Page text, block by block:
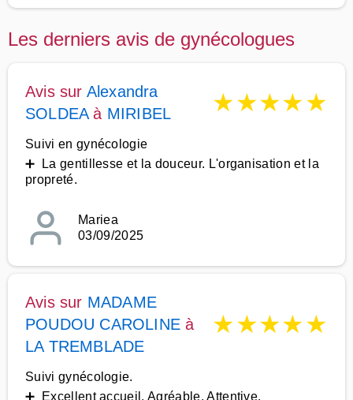
Les derniers avis de gynécologues
Avis sur Alexandra
SOLDEAà MIRIBEL ★★★★★
Suivi en gynécologie
➕ La gentillesse et la douceur. L'organisation et la
propreté.
Mariea
03/09/2025
Avis sur MADAME
POUDOU CAROLINE à
LA TREMBLADE
★★★★★
Suivi gynécologie.
➕ Excellent accueil. Agréable. Attentive.